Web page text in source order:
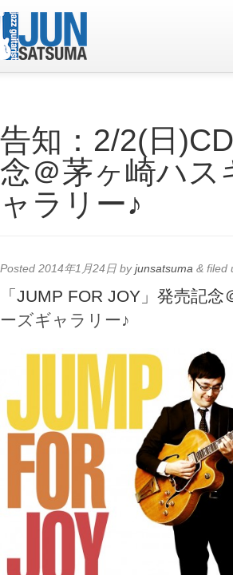
Live Schedule
Discography
Diary
YouTube
Online Lesson
告知：2/2(日
念＠茅ヶ崎ハス
ャラリー♪
Posted 2014年1月24日 byjunsatsuma & filed
「JUMP FOR JOY」発売記念
ーズギャラリー♪